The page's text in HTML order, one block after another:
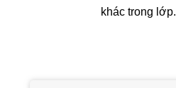
khác trong lớp.